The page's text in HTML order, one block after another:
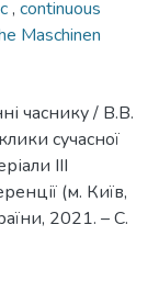
, continuous
Maschinen
часнику / В.В.
сучасної
IIІ
(м. Київ,
2021. – С.